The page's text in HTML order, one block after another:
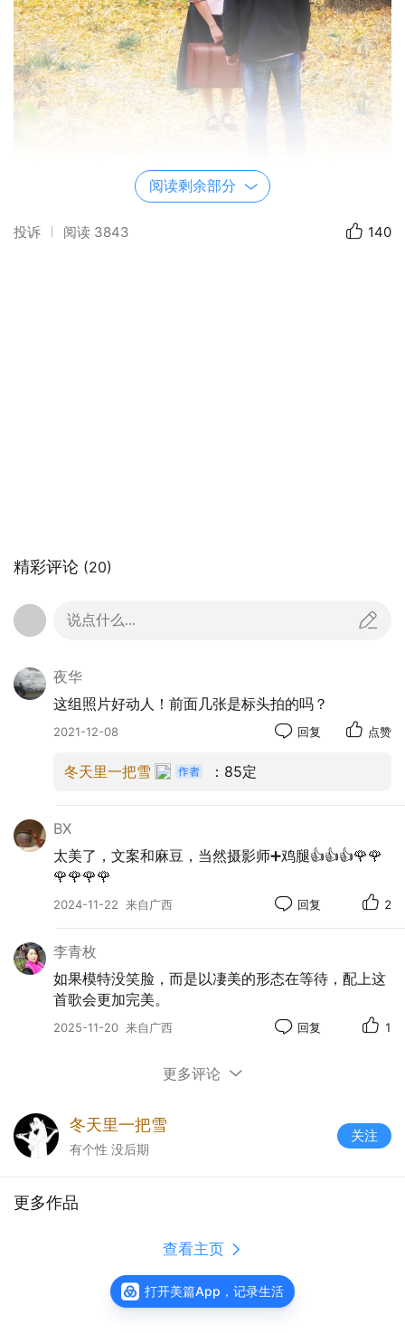
阅读剩余部分
投诉 阅读 3843 140
精彩评论 (20)
说点什么...
夜华
这组照片好动人！前面几张是标头拍的吗？
2021-12-08 回复 点赞
冬天里一把雪 ：85定
BX
太美了，文案和麻豆，当然摄影师➕鸡腿👍👍👍🌹🌹
🌹🌹🌹🌹
2024-11-22 来自广西 回复 2
李青枚
如果模特没笑脸，而是以凄美的形态在等待，配上这
首歌会更加完美。
2025-11-20 来自广西 回复 1
更多评论
冬天里一把雪
有个性 没后期
关注
更多作品
查看主页
打开美篇App，记录生活